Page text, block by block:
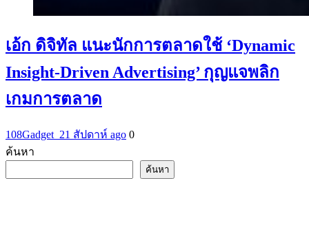
เอ้ก ดิจิทัล แนะนักการตลาดใช้ ‘Dynamic
Insight-Driven Advertising’ กุญแจพลิก
เกมการตลาด
108Gadget_21 สัปดาห์ ago 0
ค้นหา
ค้นหา